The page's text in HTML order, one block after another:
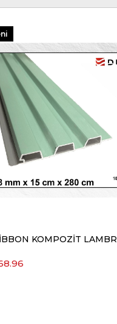
KOMPOZİT